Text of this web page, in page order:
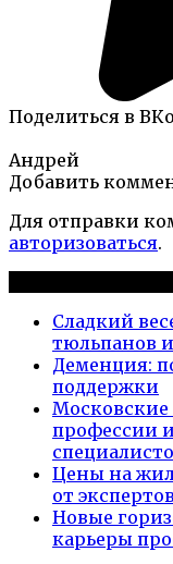
Поделиться в
Андрей
Добавить
Для отправки
авторизоваться.
Сладкий
тюльпанов
Деменция:
поддержки
профессии
Цены на
от экспертов
Новые
карьеры